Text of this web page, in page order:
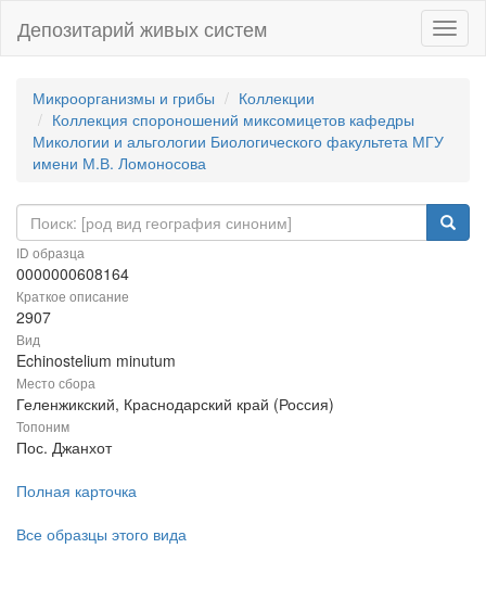
Депозитарий живых систем
Микроорганизмы и грибы
Коллекции
Коллекция спороношений миксомицетов кафедры
Микологии и альгологии Биологического факультета МГУ
имени М.В. Ломоносова
ID образца
0000000608164
Краткое описание
2907
Вид
Echinostelium minutum
Место сбора
Геленжикский, Краснодарский край (Россия)
Топоним
Пос. Джанхот
Полная карточка
Все образцы этого вида